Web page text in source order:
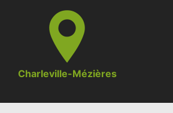
Charleville-Mézières